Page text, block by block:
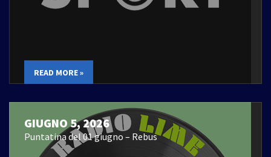
READ MORE »
GIUGNO 5, 2026
Puntatina del 01 giugno – Rebus